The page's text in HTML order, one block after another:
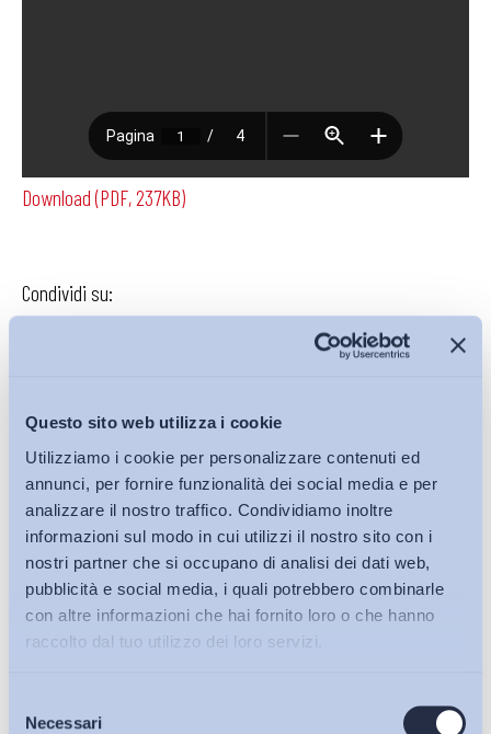
Questo sito web utilizza i cookie
Utilizziamo i cookie per personalizzare contenuti ed
annunci, per fornire funzionalità dei social media e per
analizzare il nostro traffico. Condividiamo inoltre
informazioni sul modo in cui utilizzi il nostro sito con i
nostri partner che si occupano di analisi dei dati web,
pubblicità e social media, i quali potrebbero combinarle
con altre informazioni che hai fornito loro o che hanno
raccolto dal tuo utilizzo dei loro servizi.
delNecessariBollettini ADAPT
Download (PDF, 237KB)
Condividi su:
Iscriviti alla Newsletter